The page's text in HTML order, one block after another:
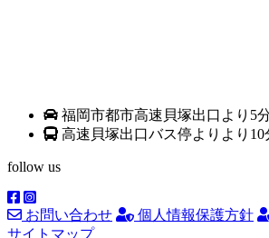
福岡市都市高速貝塚出口より5
高速貝塚出口バス停よりより10
follow us
お問い合わせ 個人情報保護方針
サイトマップ